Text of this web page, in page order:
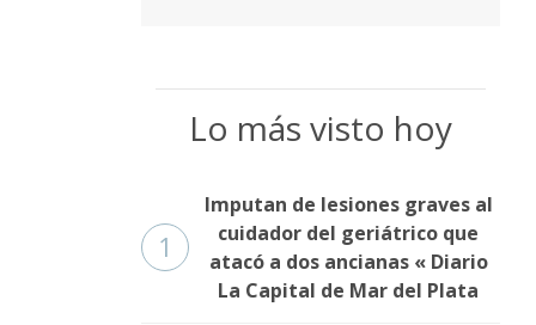
Lo más visto hoy
1
Imputan de lesiones graves al
cuidador del geriátrico que
atacó a dos ancianas « Diario
La Capital de Mar del Plata